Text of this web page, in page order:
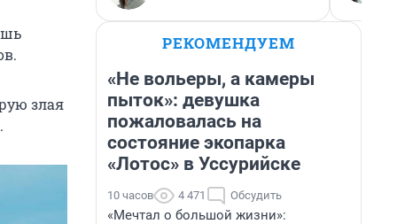
злая
РЕКОМЕНДУЕМ
«Не вольеры, а камеры
пыток»: девушка
пожаловалась на
состояние экопарка
«Лотос» в Уссурийске
10 часов 4 471 Обсудить
«Мечтал о большой жизни»: